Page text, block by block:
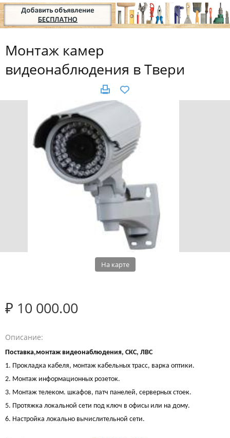
Монтаж камер
видеонаблюдения в Твери
На карте
₽ 10 000.00
Описание
Поставка,монтаж видеонаблюдения, СКС, ЛВС
1. Прокладка кабеля, монтаж кабельных трасс, варка оптики.
2. Монтаж информационных розеток.
3. Монтаж телеком. шкафов, патч панелей, серверных стоек.
5. Протяжка локальной сети под ключ в офисы или на дому.
6. Настройка локально вычислительной сети.